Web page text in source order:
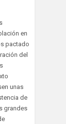
en
pactado
del
unas
de
grandes